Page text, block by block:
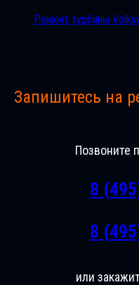
Ремонт турбины
Запишитесь на
Позвоните
8
8
или